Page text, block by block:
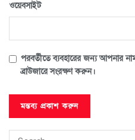
ওয়েবসাইট
পরবর্তীতে ব্যবহারের জন্য আপনার
ব্রাউজারে সংরক্ষণ করুন।